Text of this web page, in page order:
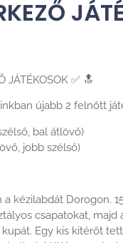
JÁTÉKOSOK ✅ 🔝
újabb 2 felnőtt
bal átlövő)
jobb szélső)
a kézilabdát Dorogon.
csapatokat,
Egy kis kitérőt